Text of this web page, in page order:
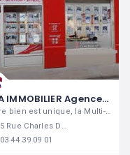
ERA IMMOBILIER Agence Jeanne d'Arc
Votre bien est unique, la Multi-Expertise ERA détermine son juste prix
5 Rue Charles De Gaulle, 60800 Crépy-en-Valois, France
03 44 39 09 01